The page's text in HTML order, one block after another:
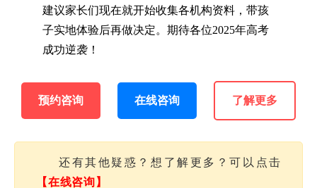
建议家长们现在就开始收集各机构资料，带孩
子实地体验后再做决定。期待各位2025年高考
成功逆袭！
预约咨询 在线咨询 了解更多
还有其他疑惑？想了解更多？可以点击
【在线咨询】